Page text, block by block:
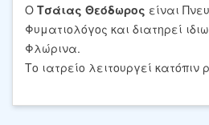
Save
Ο Τσάιας Θεόδωρος είναι
Φυματιολόγος και διατηρεί
Φλώρινα.
Το ιατρείο λειτουργεί κατόπιν